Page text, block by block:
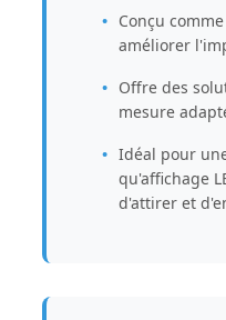
Conçu
améliorer
Offre des
mesure
Idéal pour
qu'affichage
d'attirer et